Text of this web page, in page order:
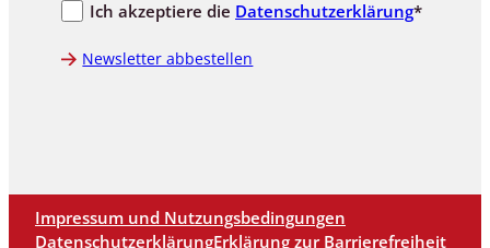
Ich akzeptiere die Datenschutzerklärung*
Newsletter abbestellen
Impressum und Nutzungsbedingungen
DatenschutzerklärungErklärung zur Barrierefreiheit